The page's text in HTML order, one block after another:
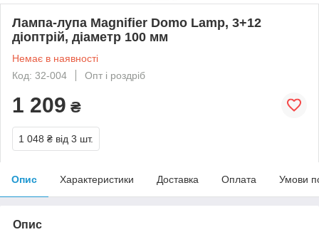
Лампа-лупа Magnifier Domo Lamp, 3+12
діоптрій, діаметр 100 мм
Немає в наявності
Код: 32-004
Опт і роздріб
1 209 ₴
1 048 ₴ від 3 шт.
Опис Характеристики Доставка Оплата Умови
Опис